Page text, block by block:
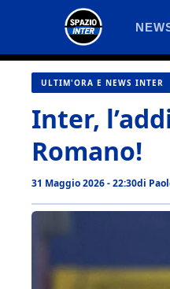
contenuto
ULTIM'ORA E NEWS INTER
Inter,
Romano!
31 Maggio 2026 - 22:30di